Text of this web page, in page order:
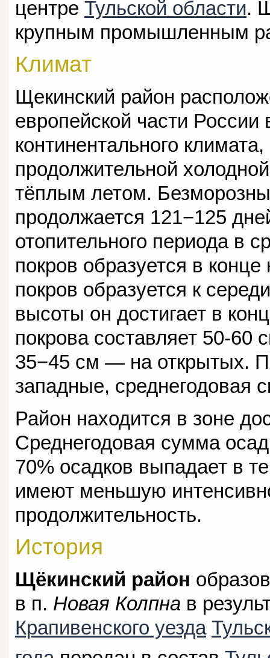
центре Тульской области.
крупным промышленным
Климат
Щекинский район
европейской части России
континентального
продолжительной
тёплым летом.
продолжается 121−125
отопительного периода в
покров образуется в
покров образуется к
высоты он достигает в
покрова составляет 50-
35−45 см — на открытых.
западные, среднегодовая
Район находится в зоне
Среднегодовая сумма
70% осадков выпадает в
имеют меньшую
продолжительность.
История
Щёкинский район
в п. Новая Колпна в
Крапивенского уезда